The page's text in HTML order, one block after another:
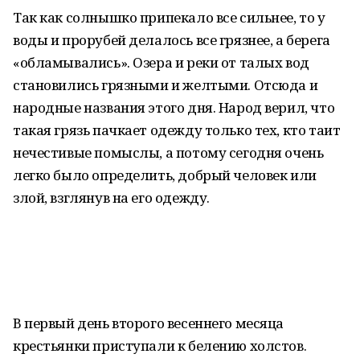
Так как солнышко припекало все сильнее, то у
воды и прорубей делалось все грязнее, а берега
«обламывались». Озера и реки от талых вод
становились грязными и желтыми. Отсюда и
народные названия этого дня. Народ верил, что
такая грязь пачкает одежду только тех, кто таит
нечестивые помыслы, а потому сегодня очень
легко было определить, добрый человек или
злой, взглянув на его одежду.
В первый день второго весеннего месяца
крестьянки приступали к белению холстов.